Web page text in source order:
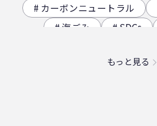
カーボンニュートラル
海ごみ
SDGs
海洋プラスチック問題
もっと見る